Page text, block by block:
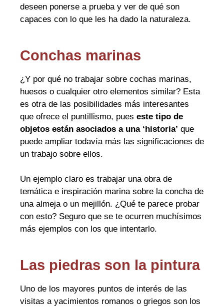
deseen ponerse a prueba y ver de qué son
capaces con lo que les ha dado la naturaleza.
Conchas marinas
¿Y por qué no trabajar sobre cochas marinas,
huesos o cualquier otro elementos similar? Esta
es otra de las posibilidades más interesantes
que ofrece el puntillismo, pues este tipo de
objetos están asociados a una ‘historia’ que
puede ampliar todavía más las significaciones de
un trabajo sobre ellos.
Un ejemplo claro es trabajar una obra de
temática e inspiración marina sobre la concha de
una almeja o un mejillón. ¿Qué te parece probar
con esto? Seguro que se te ocurren muchísimos
más ejemplos con los que intentarlo.
Las piedras son la pintura
Uno de los mayores puntos de interés de las
visitas a yacimientos romanos o griegos son los